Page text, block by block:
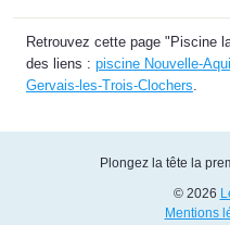
Retrouvez cette page "Piscine
des liens : piscine Nouvelle-
Gervais-les-Trois-Clochers.
Plongez la tête la
© 2026
Mentions